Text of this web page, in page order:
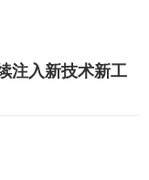
注入新技术新工